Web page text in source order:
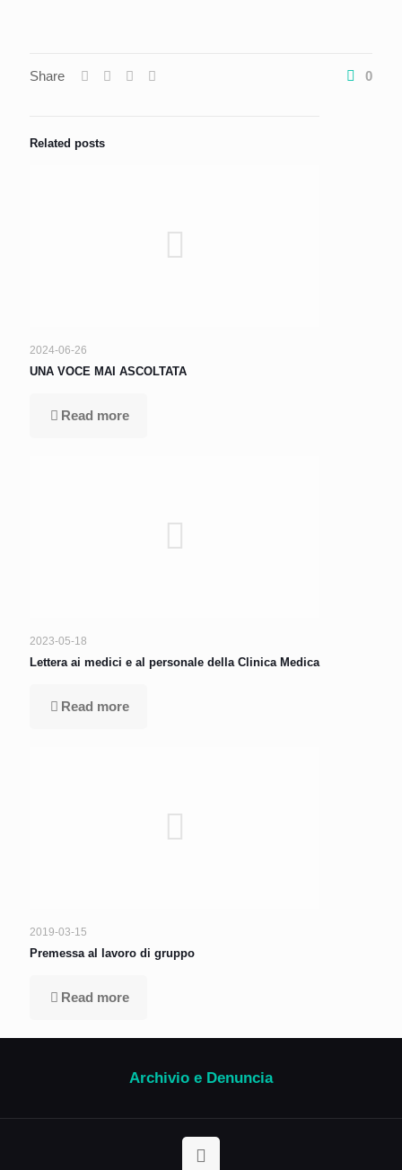
Share 0
Related posts
2024-06-26
UNA VOCE MAI ASCOLTATA
Read more
2023-05-18
Lettera ai medici e al personale della Clinica Medica
Read more
2019-03-15
Premessa al lavoro di gruppo
Read more
Archivio e Denuncia